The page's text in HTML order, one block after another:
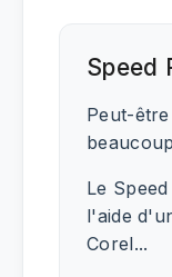
Speed
Peut-
Le
l'aide
Corel...